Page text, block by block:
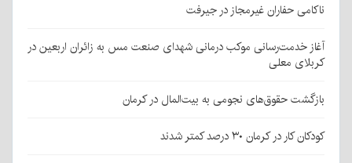
ناکامی حفاران غیرمجاز در جیرفت
آغاز خدمت‌رسانی موکب درمانی شهدای صنعت مس به زائران اربعین در
کربلای معلی
بازگشت حقوق‌های نجومی به بیت‌المال در کرمان
کودکان کار در کرمان ۳۰ درصد کمتر شدند